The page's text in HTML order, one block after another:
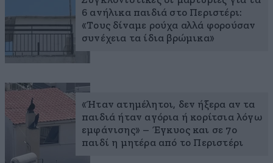
6 ανήλικα παιδιά στο Περιστέρι:
«Τους δίναμε ρούχα αλλά φορούσαν
συνέχεια τα ίδια βρώμικα»
«Ήταν ατημέλητοι, δεν ήξερα αν τα
παιδιά ήταν αγόρια ή κορίτσια λόγω
εμφάνισης» – Έγκυος και σε 7ο
παιδί η μητέρα από το Περιστέρι